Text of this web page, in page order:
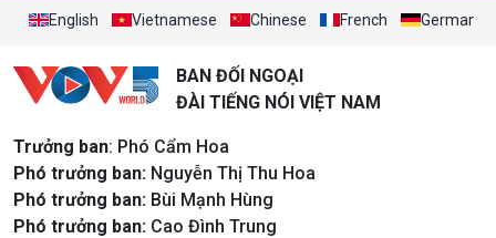
English Vietnamese Chinese French German
BAN ĐỐI NGOẠI
ĐÀI TIẾNG NÓI VIỆT NAM
Trưởng ban: Phó Cẩm Hoa
Phó trưởng ban: Nguyễn Thị Thu Hoa
Phó trưởng ban: Bùi Mạnh Hùng
Phó trưởng ban: Cao Đình Trung